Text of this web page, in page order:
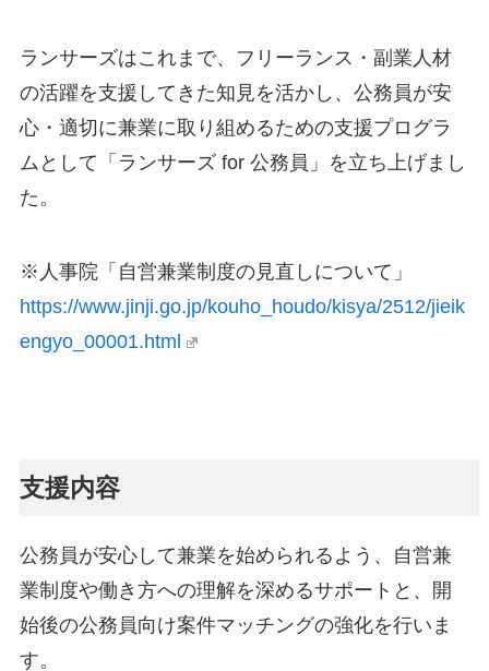
ランサーズはこれまで、フリーランス・副業人材
の活躍を支援してきた知見を活かし、公務員が安
心・適切に兼業に取り組めるための支援プログラ
ムとして「ランサーズ for 公務員」を立ち上げまし
た。
※人事院「自営兼業制度の見直しについて」
https://www.jinji.go.jp/kouho_houdo/kisya/2512/jieik
engyo_00001.html
支援内容
公務員が安心して兼業を始められるよう、自営兼
業制度や働き方への理解を深めるサポートと、開
始後の公務員向け案件マッチングの強化を行いま
す。